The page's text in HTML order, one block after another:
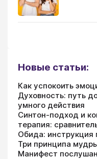
Новые статьи:
Как успокоить
Духовность: путь
умного действия
Синтон-подход и
терапия:
Обида: инструкция
Три принципа
Манифест